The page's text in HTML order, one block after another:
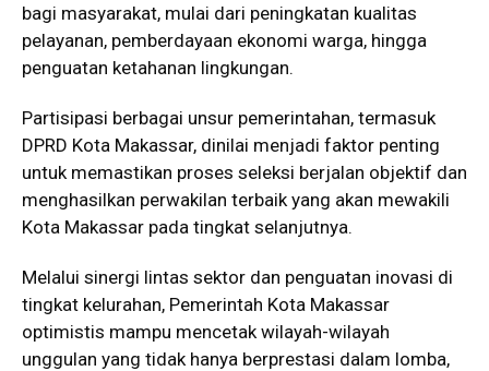
bagi masyarakat, mulai dari peningkatan kualitas
pelayanan, pemberdayaan ekonomi warga, hingga
penguatan ketahanan lingkungan.
Partisipasi berbagai unsur pemerintahan, termasuk
DPRD Kota Makassar, dinilai menjadi faktor penting
untuk memastikan proses seleksi berjalan objektif dan
menghasilkan perwakilan terbaik yang akan mewakili
Kota Makassar pada tingkat selanjutnya.
Melalui sinergi lintas sektor dan penguatan inovasi di
tingkat kelurahan, Pemerintah Kota Makassar
optimistis mampu mencetak wilayah-wilayah
unggulan yang tidak hanya berprestasi dalam lomba,